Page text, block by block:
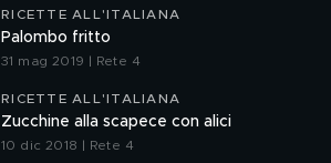
RICETTE ALL'ITALIANA
Palombo fritto
31 mag 2019 | Rete 4
RICETTE ALL'ITALIANA
Zucchine alla scapece con alici
10 dic 2018 | Rete 4